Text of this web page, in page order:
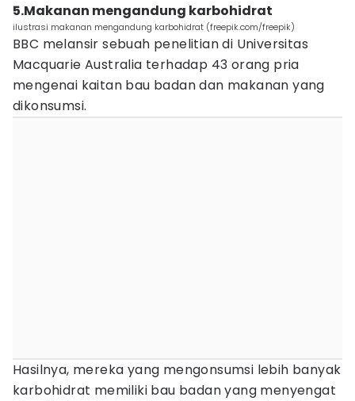
5.Makanan mengandung karbohidrat
ilustrasi makanan mengandung karbohidrat (freepik.com/freepik)
BBC melansir sebuah penelitian di Universitas
Macquarie Australia terhadap 43 orang pria
mengenai kaitan bau badan dan makanan yang
dikonsumsi.
Hasilnya, mereka yang mengonsumsi lebih banyak
karbohidrat memiliki bau badan yang menyengat